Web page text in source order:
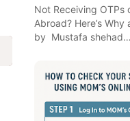
Not Receiving OTPs
Abroad? Here’s
by Mustafa shehad…